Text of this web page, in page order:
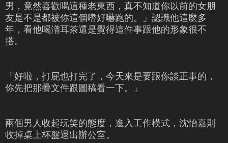
男，竟然喜歡喝這種老東西，真不知道你以前的女朋
友是不是都被你這個嗜好嚇跑的。」認識他這麼多
年，看他喝潽耳茶還是覺得這件事跟他的形象很不
搭。
「好啦，打屁也打完了，今天來是要跟你談正事的，
你先把那疊文件跟圖稿看一下。」
兩個男人收起玩笑的態度，進入工作模式，沈怡嘉則
收掉桌上杯盤退出辦公室。